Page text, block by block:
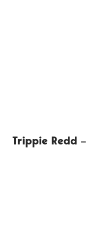
Trippie Redd –